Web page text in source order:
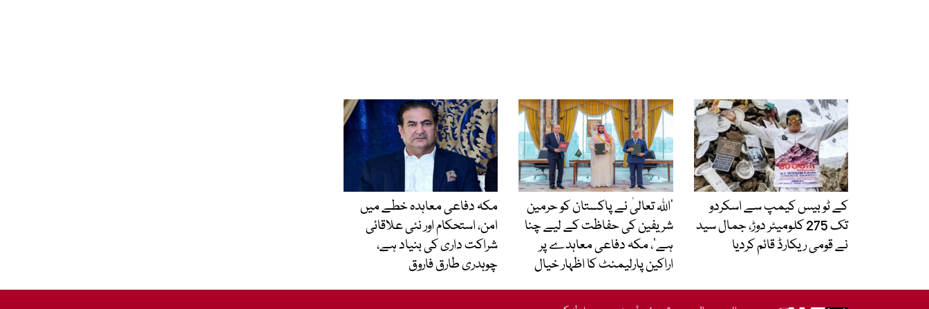
کے ٹو بیس کیمپ سے اسکردو
تک 275 کلومیٹر دوڑ، جمال سید
نے قومی ریکارڈ قائم کردیا
’اللہ تعالیٰ نے پاکستان کو حرمین
شریفین کی حفاظت کے لیے چنا
ہے‘، مکہ دفاعی معاہدے پر
اراکین پارلیمنٹ کا اظہار خیال
مکہ دفاعی معاہدہ خطے میں
امن، استحکام اور نئی علاقائی
شراکت داری کی بنیاد ہے،
چوہدری طارق فاروق